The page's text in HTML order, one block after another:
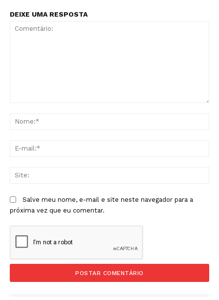
DEIXE UMA RESPOSTA
Salve meu nome, e-mail e site neste navegador para a
próxima vez que eu comentar.